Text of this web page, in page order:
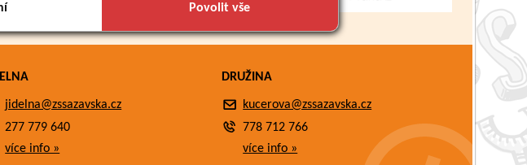
Povolit vše
jidelna@zssazavska.cz
277 779 640
více info »
DRUŽINA
kucerova@zssazavska.cz
778 712 766
více info »